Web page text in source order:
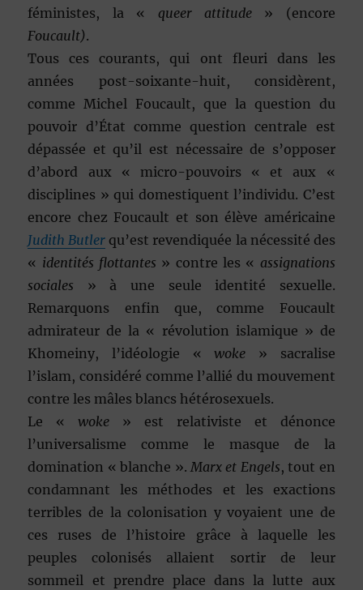
féministes, la « queer attitude » (encore
Foucault).
Tous ces courants, qui ont fleuri dans les
années post-soixante-huit, considèrent,
comme Michel Foucault, que la question du
pouvoir d’État comme question centrale est
dépassée et qu’il est nécessaire de s’opposer
d’abord aux « micro-pouvoirs « et aux «
disciplines » qui domestiquent l’individu. C’est
encore chez Foucault et son élève américaine
Judith Butler qu’est revendiquée la nécessité des
« identités flottantes » contre les « assignations
sociales » à une seule identité sexuelle.
Remarquons enfin que, comme Foucault
admirateur de la « révolution islamique » de
Khomeiny, l’idéologie «woke » sacralise
l’islam, considéré comme l’allié du mouvement
contre les mâles blancs hétérosexuels.
Le «woke » est relativiste et dénonce
l’universalisme comme le masque de la
domination « blanche ». Marx et Engels, tout en
condamnant les méthodes et les exactions
terribles de la colonisation y voyaient une de
ces ruses de l’histoire grâce à laquelle les
peuples colonisés allaient sortir de leur
sommeil et prendre place dans la lutte aux